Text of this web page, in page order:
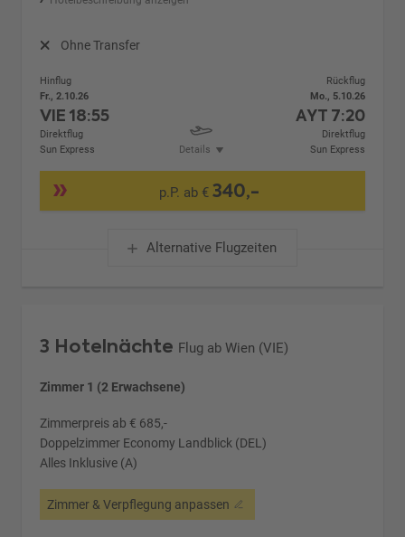
Ohne Transfer
Hinflug
Fr., 2.10.26
VIE18:55
Direktflug
Sun Express
Details
Rückflug
Mo., 5.10.26
AYT 7:20
Direktflug
Sun Express
p.P. ab € 340,-
Alternative Flugzeiten
3 Hotelnächte Flug ab Wien (VIE)
Zimmer 1 (2 Erwachsene)
Zimmerpreis ab € 685,-
Doppelzimmer Economy Landblick (DEL)
Alles Inklusive (A)
Zimmer & Verpflegung anpassen